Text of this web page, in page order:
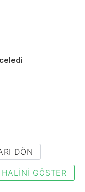
DÖN
GÖSTER